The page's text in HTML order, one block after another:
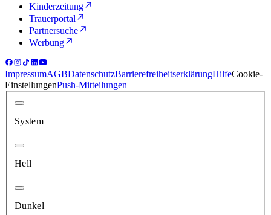
Kinderzeitung
Trauerportal
Partnersuche
Werbung
ImpressumAGBDatenschutzBarrierefreiheitserklärungHilfeCookie-
EinstellungenPush-Mitteilungen
System
Hell
Dunkel